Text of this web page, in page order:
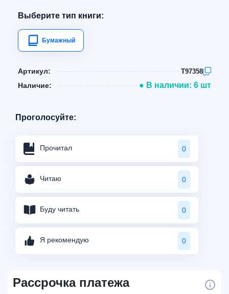
Выберите тип книги:
Бумажный
Артикул: T97358
Наличие: ● В наличии: 6 шт
Проголосуйте:
Прочитал 0
Читаю 0
Буду читать 0
Я рекомендую 0
Рассрочка платежа